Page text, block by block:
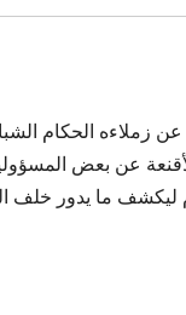
زملاءه الحكام
عن بعض
ما يدور خلف